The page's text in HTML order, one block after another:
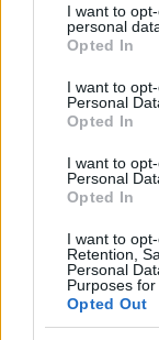
not limited to
grant or deny
use your data
consent section.
I want to
personal
Opted In
I want to
Personal
Opted In
I want to
Personal
Opted In
I want to
Retention,
Personal
Purposes for
Opted Out
Continua
GAMING NEWS